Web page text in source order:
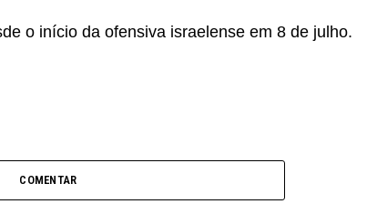
o início da ofensiva israelense em 8 de julho.
COMENTAR